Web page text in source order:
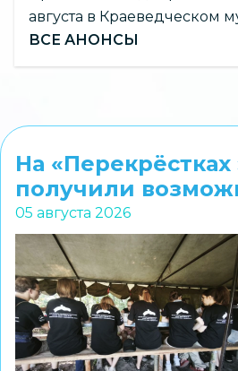
августа в Краеведческом
ВСЕ АНОНСЫ
На
получили
05 августа 2026